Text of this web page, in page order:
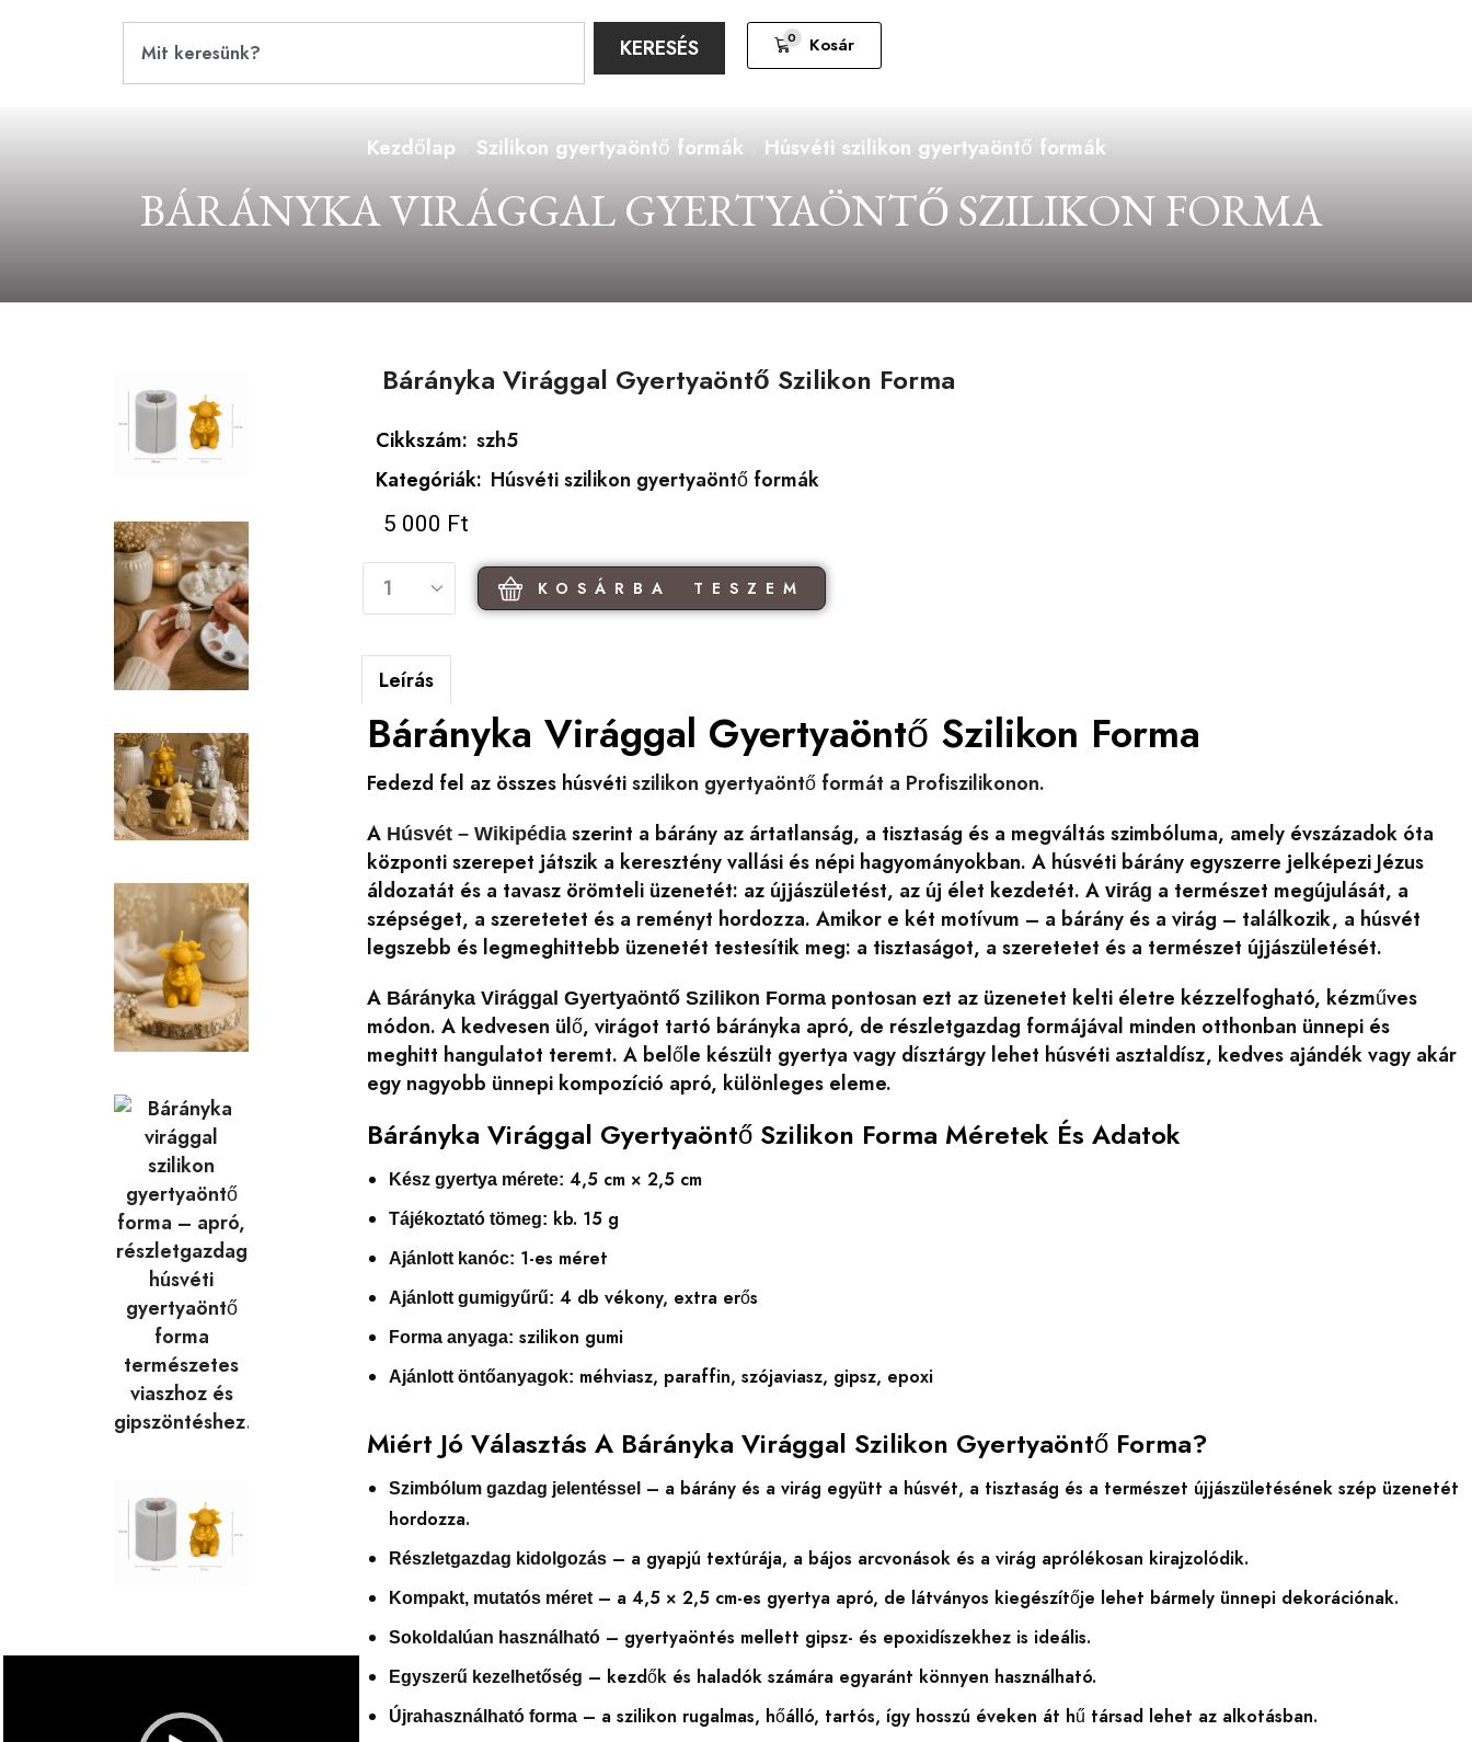
KERESÉS 0 Kosár
Kezdőlap Szilikon gyertyaöntő formák Húsvéti szilikon gyertyaöntő formák
BÁRÁNYKA VIRÁGGAL GYERTYAÖNTŐ SZILIKON FORMA
Bárányka Virággal Gyertyaöntő Szilikon Forma
Cikkszám: szh5
Kategóriák: Húsvéti szilikon gyertyaöntő formák
5 000 Ft
KOSÁRBA TESZEM
Leírás
Bárányka Virággal Gyertyaöntő Szilikon Forma
Fedezd fel az összes húsvétiszilikon gyertyaöntő formát a Profiszilikonon.
A Húsvét – Wikipédia szerint a bárány az ártatlanság, a tisztaság és a megváltás szimbóluma, amely évszázadok óta
központi szerepet játszik a keresztény vallási és népi hagyományokban. A húsvéti bárány egyszerre jelképezi Jézus
áldozatát és a tavasz örömteli üzenetét: az újjászületést, az új élet kezdetét. Avirág a természet megújulását, a
szépséget, a szeretetet és a reményt hordozza. Amikor e két motívum – a bárány és a virág – találkozik, a húsvét
legszebb és legmeghittebb üzenetét testesítik meg: a tisztaságot, a szeretetet és a természet újjászületését.
A Bárányka Virággal Gyertyaöntő Szilikon Forma pontosan ezt az üzenetet kelti életre kézzelfogható, kézműves
módon. A kedvesen ülő, virágot tartó bárányka apró, de részletgazdag formájával minden otthonban ünnepi és
meghitt hangulatot teremt. A belőle készült gyertya vagy dísztárgy lehet húsvéti asztaldísz, kedves ajándék vagy akár
egy nagyobb ünnepi kompozíció apró, különleges eleme.
Bárányka Virággal Gyertyaöntő Szilikon Forma Méretek És Adatok
Kész gyertya mérete: 4,5 cm × 2,5 cm
Tájékoztató tömeg: kb. 15 g
Ajánlott kanóc: 1-es méret
Ajánlott gumigyűrű: 4 db vékony, extra erős
Forma anyaga: szilikon gumi
Ajánlott öntőanyagok: méhviasz, paraffin, szójaviasz, gipsz, epoxi
Miért Jó Választás A Bárányka Virággal Szilikon Gyertyaöntő Forma?
Szimbólum gazdag jelentéssel – a bárány és a virág együtt a húsvét, a tisztaság és a természet újjászületésének szép üzenetét
hordozza.
Részletgazdag kidolgozás – a gyapjú textúrája, a bájos arcvonások és a virág aprólékosan kirajzolódik.
Kompakt, mutatós méret– a 4,5 × 2,5 cm-es gyertya apró, de látványos kiegészítője lehet bármely ünnepi dekorációnak.
Sokoldalúan használható – gyertyaöntés mellett gipsz- és epoxidíszekhez is ideális.
Egyszerű kezelhetőség – kezdők és haladók számára egyaránt könnyen használható.
Újrahasználható forma – a szilikon rugalmas, hőálló, tartós, így hosszú éveken át hű társad lehet az alkotásban.